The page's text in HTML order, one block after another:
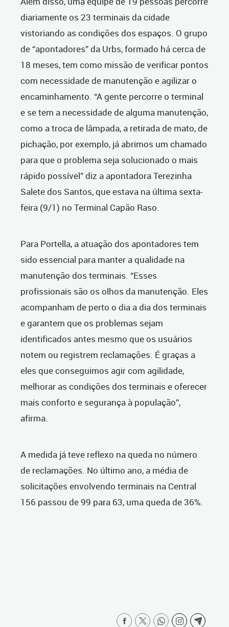
diariamente os 23 terminais da cidade
vistoriando as condições dos espaços. O grupo
de “apontadores” da Urbs, formado há cerca de
18 meses, tem como missão de verificar pontos
com necessidade de manutenção e agilizar o
encaminhamento. “A gente percorre o terminal
e se tem a necessidade de alguma manutenção,
como a troca de lâmpada, a retirada de mato, de
pichação, por exemplo, já abrimos um chamado
para que o problema seja solucionado o mais
rápido possível” diz a apontadora Terezinha
Salete dos Santos, que estava na última sexta-
feira (9/1) no Terminal Capão Raso.
Para Portella, a atuação dos apontadores tem
sido essencial para manter a qualidade na
manutenção dos terminais. “Esses
profissionais são os olhos da manutenção. Eles
acompanham de perto o dia a dia dos terminais
e garantem que os problemas sejam
identificados antes mesmo que os usuários
notem ou registrem reclamações. É graças a
eles que conseguimos agir com agilidade,
melhorar as condições dos terminais e oferecer
mais conforto e segurança à população”,
afirma.
A medida já teve reflexo na queda no número
de reclamações. No último ano, a média de
solicitações envolvendo terminais na Central
156 passou de 99 para 63, uma queda de 36%.